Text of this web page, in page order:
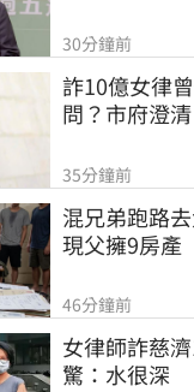
30分鐘前
詐10億女律
問？市府澄清
35分鐘前
混兄弟跑路
現父擁9房產
46分鐘前
女律師詐慈
驚：水很深